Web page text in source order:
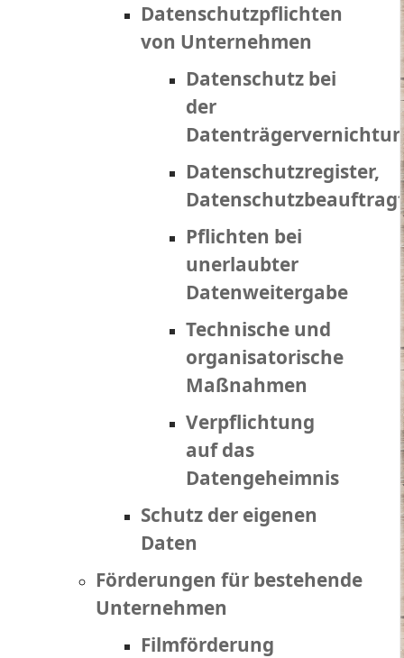
Datenschutzpflichten
von Unternehmen
Datenschutz bei
der
Datenschutzregister,
Pflichten bei
unerlaubter
Datenweitergabe
Technische und
organisatorische
Maßnahmen
Verpflichtung
auf das
Datengeheimnis
Schutz der eigenen
Daten
Förderungen für bestehende
Unternehmen
Filmförderung